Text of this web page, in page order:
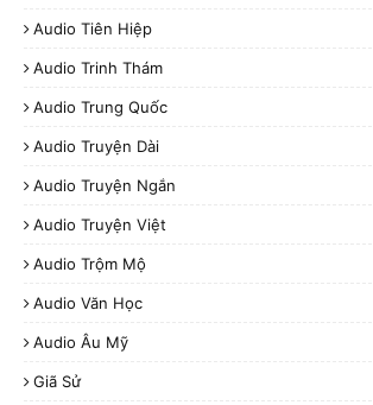
Audio Tiên Hiệp
Audio Trinh Thám
Audio Trung Quốc
Audio Truyện Dài
Audio Truyện Ngắn
Audio Truyện Việt
Audio Trộm Mộ
Audio Văn Học
Audio Âu Mỹ
Giã Sử